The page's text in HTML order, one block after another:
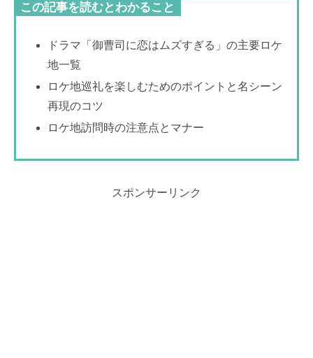
この記事を読むとわかること
ドラマ「御曹司に恋はムズすぎる」の主要ロケ
地一覧
ロケ地巡礼を楽しむためのポイントと名シーン
再現のコツ
ロケ地訪問時の注意点とマナー
スポンサーリンク